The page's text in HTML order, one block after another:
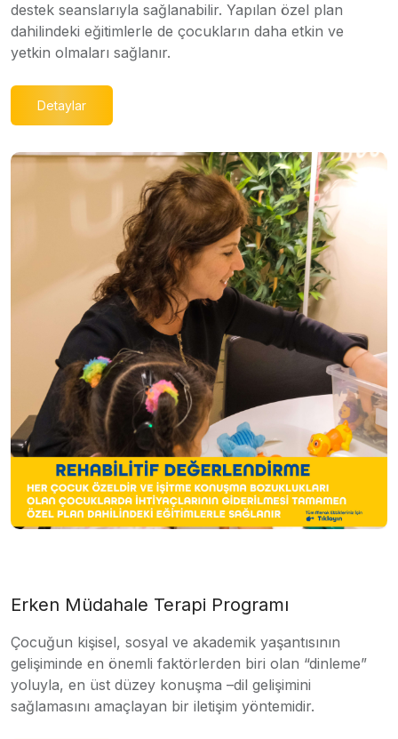
destek seanslarıyla sağlanabilir. Yapılan özel plan
dahilindeki eğitimlerle de çocukların daha etkin ve
yetkin olmaları sağlanır.
Detaylar
Erken Müdahale Terapi Programı
Çocuğun kişisel, sosyal ve akademik yaşantısının
gelişiminde en önemli faktörlerden biri olan “dinleme”
yoluyla, en üst düzey konuşma –dil gelişimini
sağlamasını amaçlayan bir iletişim yöntemidir.